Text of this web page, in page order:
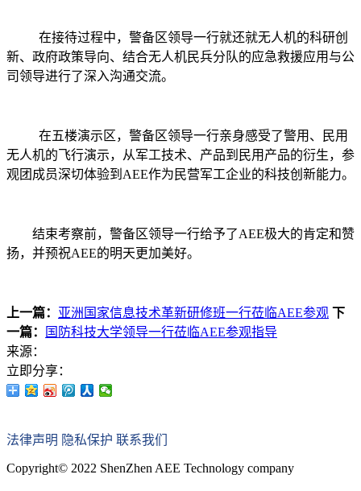
在接待过程中， 警备区领导一行就还就无人机的科研创
新、政府政策导向、 结合无人机民兵分队的应急救援应用与公
司领导进行了深入沟通交流。
在五楼演示区， 警备区领导一行亲身感受了警用、民用
无人机的飞行演示，从军工技术、产品到民用产品的衍生，参
观团成员深切体验到 AEE作为 民营军工企业的科技创新能力。
结束考察前， 警备区领导一行给予了AEE极大的肯定和赞
扬，并预祝AEE的明天更加美好。
上一篇： 亚洲国家信息技术革新研修班一行莅临AEE参观 下
一篇：
国防科技大学领导一行莅临AEE参观指导
来源：
立即分享：
法律声明 隐私保护 联系我们
Copyright© 2022 ShenZhen AEE Technology company